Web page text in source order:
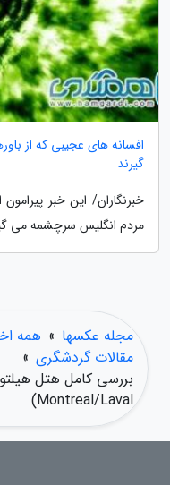
افسانه های عجیبی که از
گیرند
خبرنگاران/ این خبر
مردم انگلیس سرچشمه می
مجله عکسها » همه
مقالات گردشگری »
Montreal/Laval)